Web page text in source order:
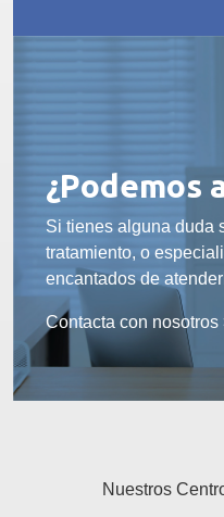
¿Podemos
Si tienes alguna duda
tratamiento, o
encantados de
Contacta con nosotros
Nuestros